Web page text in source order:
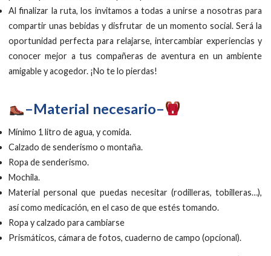
Al finalizar la ruta, los invitamos a todas a unirse a nosotras para
compartir unas bebidas y disfrutar de un momento social. Será la
oportunidad perfecta para relajarse, intercambiar experiencias y
conocer mejor a tus compañeras de aventura en un ambiente
amigable y acogedor. ¡No te lo pierdas!
–Material necesario–
Mínimo 1 litro de agua, y comida.
Calzado de senderismo o montaña.
Ropa de senderismo.
Mochila.
Material personal que puedas necesitar (rodilleras, tobilleras…),
así como medicación, en el caso de que estés tomando.
Ropa y calzado para cambiarse
Prismáticos, cámara de fotos, cuaderno de campo (opcional).